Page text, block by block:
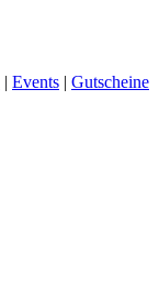
| Events | Gutscheine